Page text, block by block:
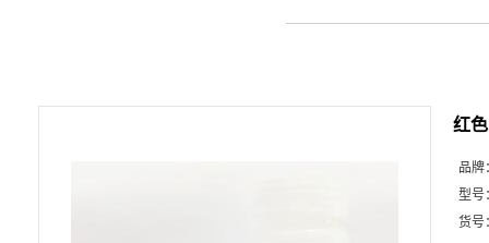
红
品牌
型号
货号